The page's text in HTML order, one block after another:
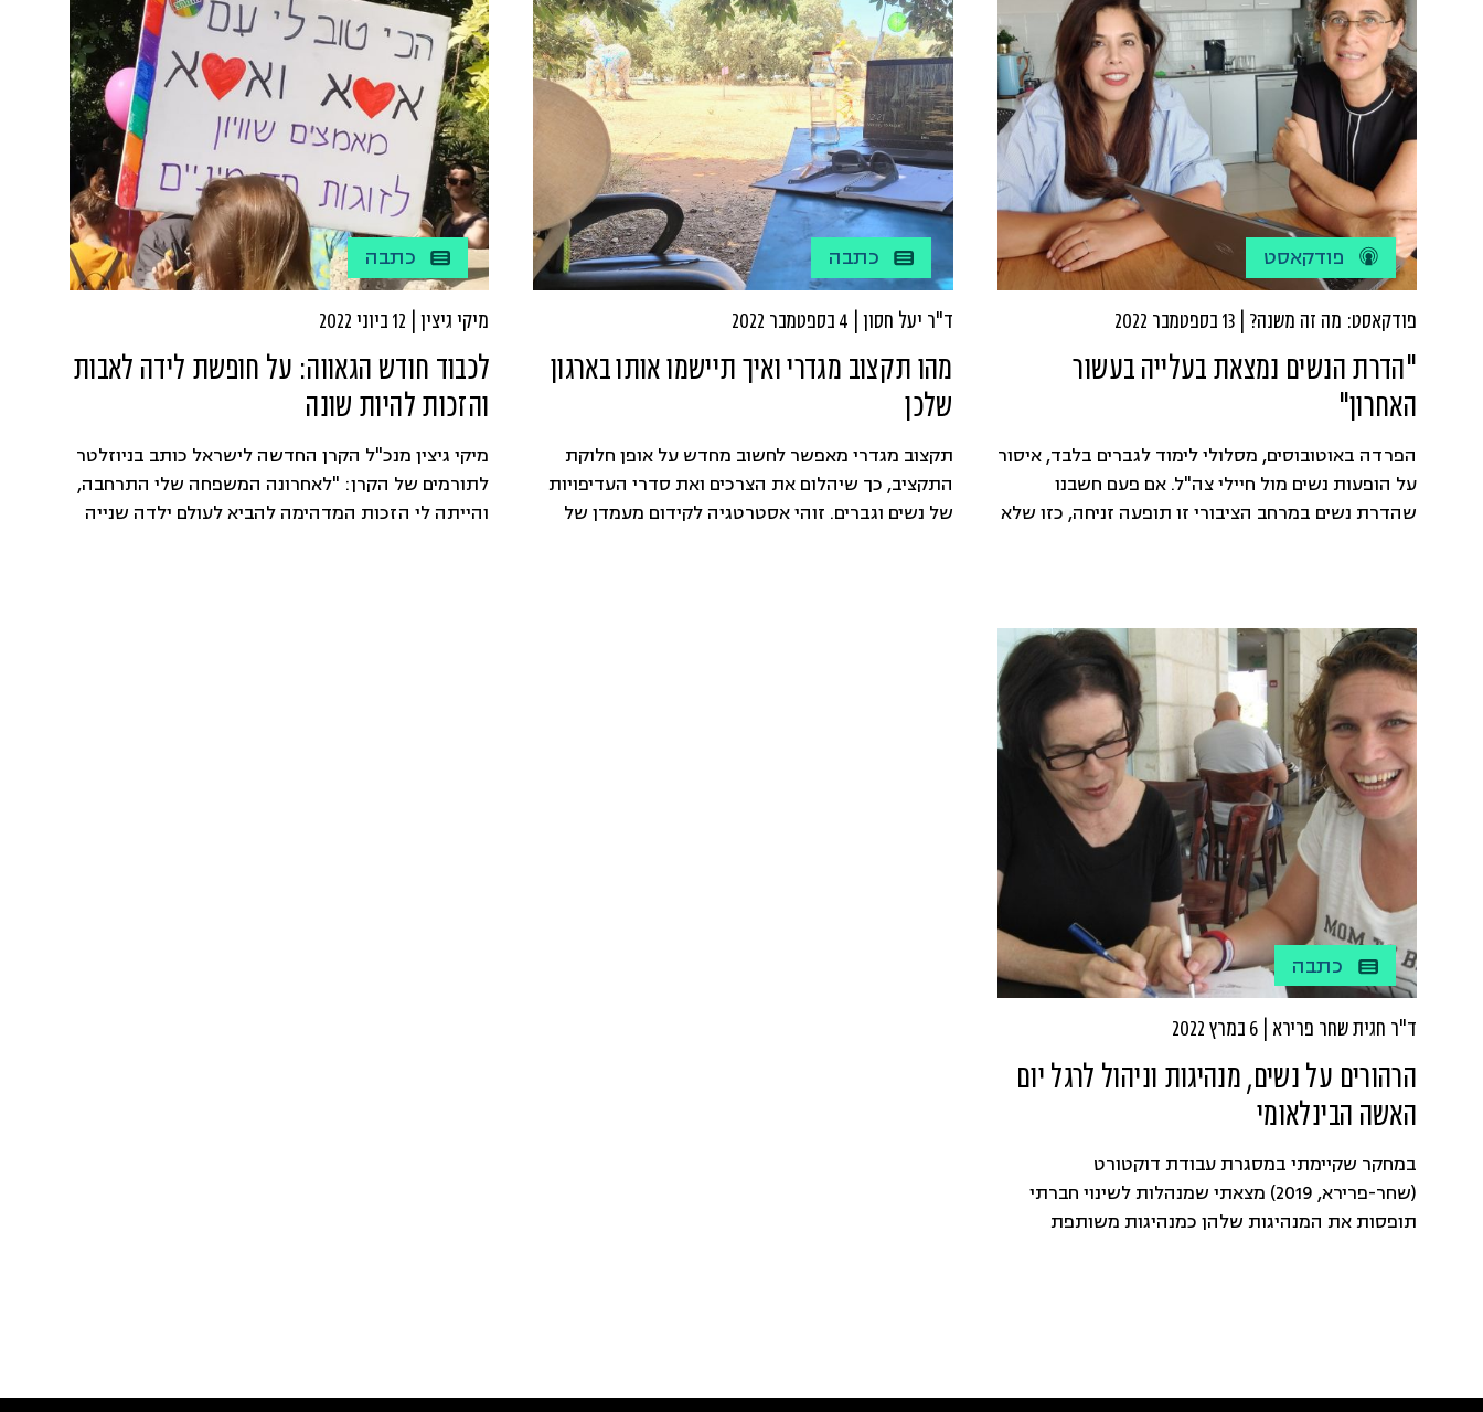
הצבעה ושוויון עבור נשים.
פודקאסט
פודקאסט: מה זה משנה? | 13 בספטמבר 2022
"הדרת הנשים נמצאת בעלייה בעשור
האחרון"
הפרדה באוטובוסים, מסלולי לימוד לגברים בלבד, איסור
על הופעות נשים מול חיילי צה"ל. אם פעם חשבנו
שהדרת נשים במרחב הציבורי זו תופעה זניחה, כזו שלא
איך זה קרה?
כתבה
ד"ר יעל חסון | 4 בספטמבר 2022
מהו תקצוב מגדרי ואיך תיישמו אותו בארגון
שלכן
תקצוב מגדרי מאפשר לחשוב מחדש על אופן חלוקת
התקציב, כך שיהלום את הצרכים ואת סדרי העדיפויות
של נשים וגברים. זוהי אסטרטגיה לקידום מעמדן של
כתבה
מיקי גיצין | 12 ביוני 2022
לכבוד חודש הגאווה: על חופשת לידה לאבות
והזכות להיות שונה
מיקי גיצין מנכ"ל הקרן החדשה לישראל כותב בניוזלטר
לתורמים של הקרן: "לאחרונה המשפחה שלי התרחבה,
והייתה לי הזכות המדהימה להביא לעולם ילדה שנייה
כתבה
ד"ר חגית שחר פרירא | 6 במרץ 2022
הרהורים על נשים, מנהיגות וניהול לרגל יום
האשה הבינלאומי
במחקר שקיימתי במסגרת עבודת דוקטורט
(שחר-פרירא, 2019) מצאתי שמנהלות לשינוי חברתי
תופסות את המנהיגות שלהן כמנהיגות משותפת